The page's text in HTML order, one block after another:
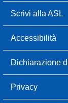
Scrivi alla ASL
Accessibilità
Dichiarazione
Privacy